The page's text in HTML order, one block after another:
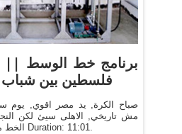
‫برنامج خط الوسط ||
فلسطين بين
مش تاريخي, الاهلى سيئ لكن
الخط مرتين- علاء صادق Duration: 11:01.